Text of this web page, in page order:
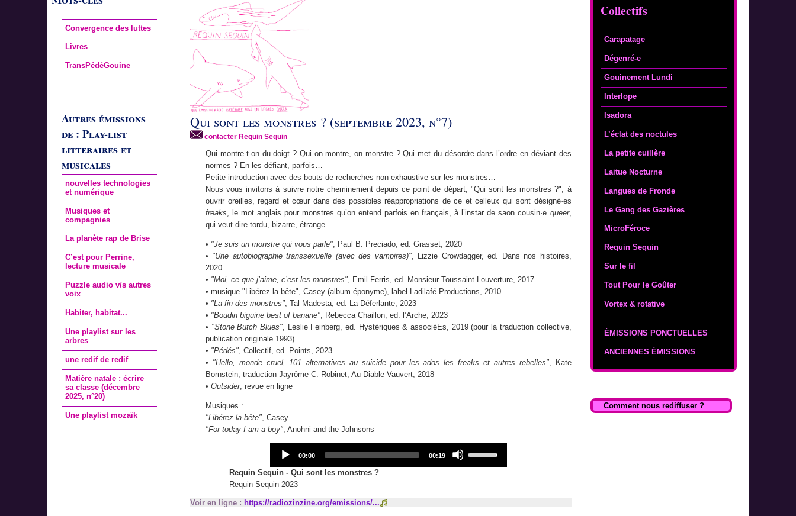
Collectifs
Carapatage
Dégenré-e
Gouinement Lundi
Interlope
Isadora
L’éclat des noctules
La petite cuillère
Laitue Nocturne
Langues de Fronde
Le Gang des Gazières
MicroFéroce
Requin Sequin
Sur le fil
Tout Pour le Goûter
Vortex & rotative
ÉMISSIONS PONCTUELLES
ANCIENNES ÉMISSIONS
Comment nous rediffuser ?
Convergence des luttes
Livres
TransPédéGouine
Autres émissions
de : Play-list
litteraires et
musicales
nouvelles technologies
et numérique
Musiques et
compagnies
La planète rap de Brise
C’est pour Perrine,
lecture musicale
Puzzle audio v/s autres
voix
Habiter, habitat...
Une playlist sur les
arbres
une redif de redif
Matière natale : écrire
sa classe (décembre
2025, n°20)
Une playlist mozaïk
Qui sont les monstres ? (septembre 2023, n°7)
contacter Requin Sequin
Qui montre-t-on du doigt ? Qui on montre, on monstre ? Qui met du désordre dans l’ordre en déviant des
normes ? En les défiant, parfois…
Petite introduction avec des bouts de recherches non exhaustive sur les monstres…
Nous vous invitons à suivre notre cheminement depuis ce point de départ, "Qui sont les monstres ?", à
ouvrir oreilles, regard et cœur dans des possibles réappropriations de ce et celleux qui sont désigné·es
freaks, le mot anglais pour monstres qu’on entend parfois en français, à l’instar de saon cousin·e queer,
qui veut dire tordu, bizarre, étrange…
• "Je suis un monstre qui vous parle", Paul B. Preciado, ed. Grasset, 2020
• "Une autobiographie transsexuelle (avec des vampires)", Lizzie Crowdagger, ed. Dans nos histoires,
2020
• "Moi, ce que j’aime, c’est les monstres", Emil Ferris, ed. Monsieur Toussaint Louverture, 2017
• musique "Libérez la bête", Casey (album éponyme), label Ladilafé Productions, 2010
• "La fin des monstres", Tal Madesta, ed. La Déferlante, 2023
• "Boudin biguine best of banane", Rebecca Chaillon, ed. l’Arche, 2023
• "Stone Butch Blues", Leslie Feinberg, ed. Hystériques & associéEs, 2019 (pour la traduction collective,
publication originale 1993)
• "Pédés", Collectif, ed. Points, 2023
• "Hello, monde cruel, 101 alternatives au suicide pour les ados les freaks et autres rebelles", Kate
Bornstein, traduction Jayrôme C. Robinet, Au Diable Vauvert, 2018
• Outsider, revue en ligne
Musiques :
"Libérez la bête", Casey
"For today I am a boy", Anohni and the Johnsons
Audio
Player
Current
00:00
Total
00:19
Up/Down
Requin Sequin - Qui sont les monstres ?
Requin Sequin 2023
Voir en ligne : https://radiozinzine.org/emissions/...